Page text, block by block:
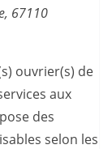
67110
ouvrier(s) de
aux
des
selon les